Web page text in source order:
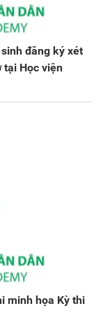
đăng ký xét
tại Học viện
minh họa Kỳ thi